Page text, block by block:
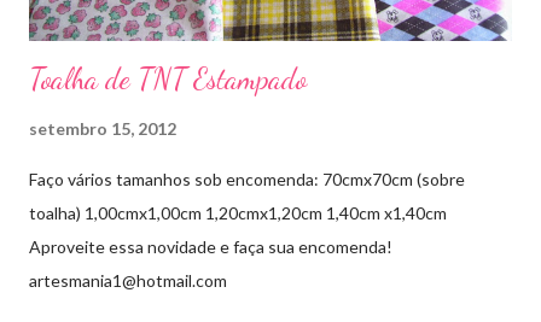
Toalha de TNT Estampado
setembro 15, 2012
Faço vários tamanhos sob encomenda: 70cmx70cm (sobre
toalha) 1,00cmx1,00cm 1,20cmx1,20cm 1,40cm x1,40cm
Aproveite essa novidade e faça sua encomenda!
artesmania1@hotmail.com